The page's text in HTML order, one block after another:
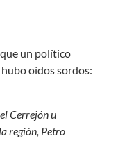
un político
oídos sordos:
Cerrejón u
región, Petro